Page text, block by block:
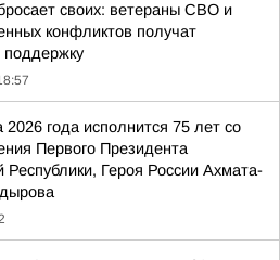
своих: ветераны СВО и
конфликтов получат
2026 года исполнится 75 лет со
Первого Президента
Республики, Героя России Ахмата-